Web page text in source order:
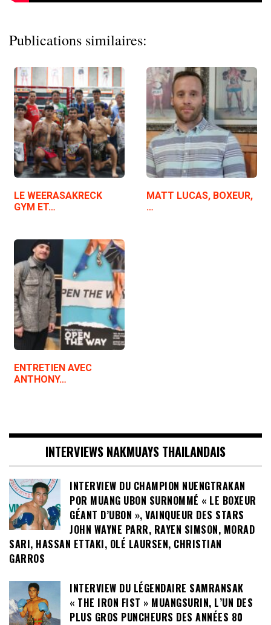
Publications similaires:
LE WEERASAKRECK
GYM ET…
MATT LUCAS, BOXEUR,
…
ENTRETIEN AVEC
ANTHONY…
INTERVIEWS NAKMUAYS THAILANDAIS
INTERVIEW DU CHAMPION NUENGTRAKAN
POR MUANG UBON SURNOMMÉ « LE BOXEUR
GÉANT D’UBON », VAINQUEUR DES STARS
JOHN WAYNE PARR, RAYEN SIMSON, MORAD
SARI, HASSAN ETTAKI, OLÉ LAURSEN, CHRISTIAN
GARROS
INTERVIEW DU LÉGENDAIRE SAMRANSAK
« THE IRON FIST » MUANGSURIN, L’UN DES
PLUS GROS PUNCHEURS DES ANNÉES 80